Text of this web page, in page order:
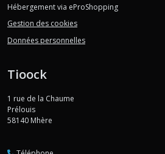
Hébergement via eProShopping
Gestion des cookies
Données personnelles
Tioock
1 rue de la Chaume
Prélouis
58140 Mhère